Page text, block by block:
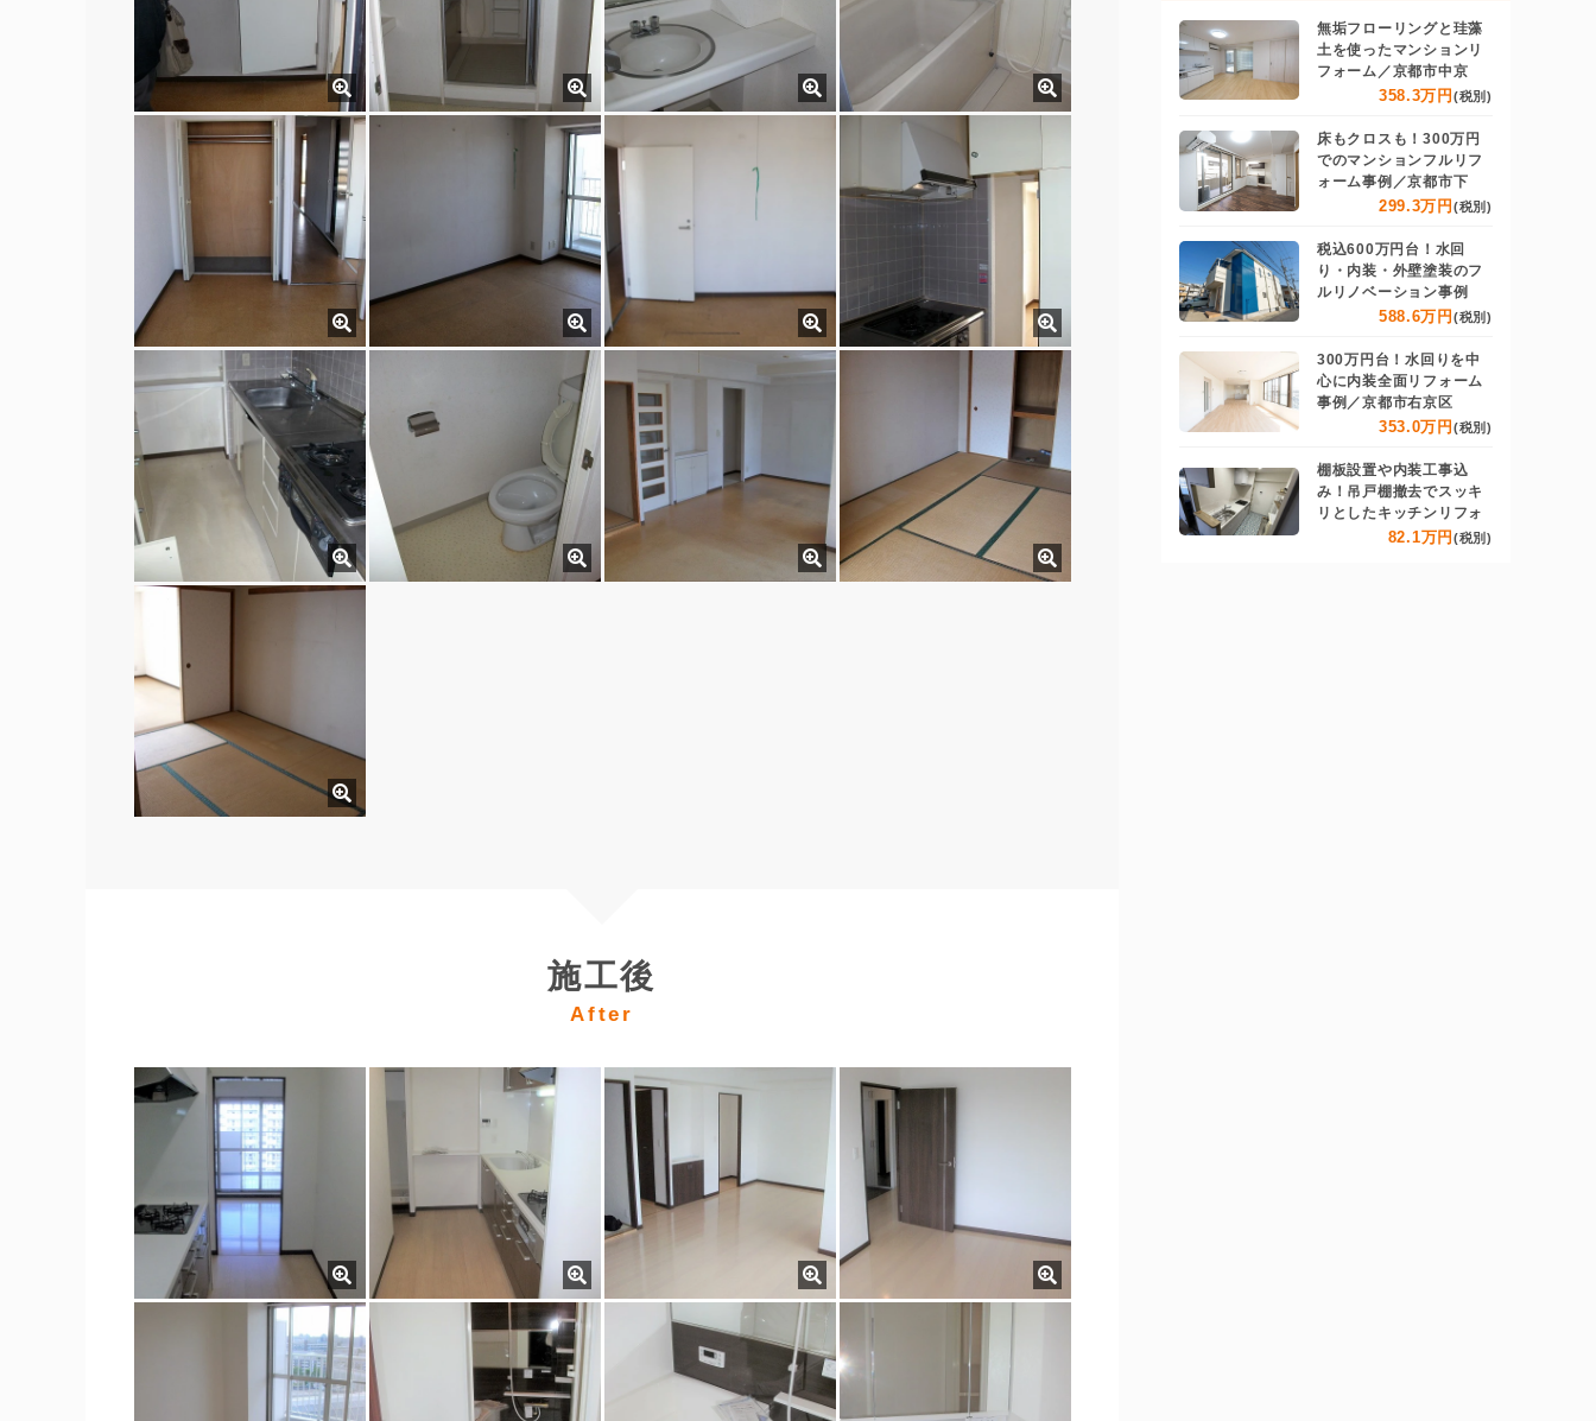
施工後
After
無垢フローリングと珪藻
土を使ったマンションリ
フォーム／京都市中京
358.3万円 (税別)
床もクロスも！300万円
でのマンションフルリフ
ォーム事例／京都市下
299.3万円 (税別)
税込600万円台！水回
り・内装・外壁塗装のフ
ルリノベーション事例
588.6万円 (税別)
300万円台！水回りを中
心に内装全面リフォーム
事例／京都市右京区
353.0万円 (税別)
棚板設置や内装工事込
み！吊戸棚撤去でスッキ
リとしたキッチンリフォ
82.1万円 (税別)